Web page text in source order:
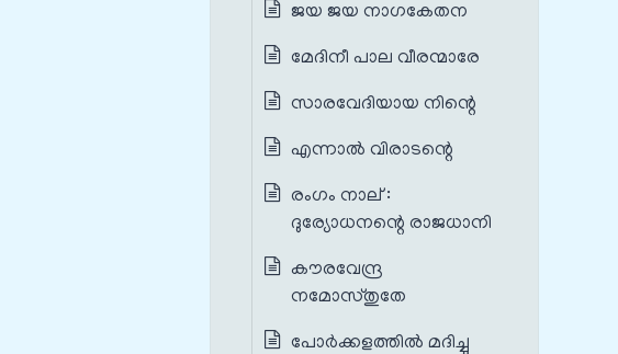
ജയ ജയ നാഗകേതന
മേദിനീ പാല വീരന്മാരേ
സാരവേദിയായ നിന്റെ
എന്നാൽ വിരാടന്റെ
രംഗം നാല് :
ദുര്യോധനന്റെ രാജധാനി
കൗരവേന്ദ്ര
നമോസ്തുതേ
പോർക്കളത്തിൽ മദിച്ചു